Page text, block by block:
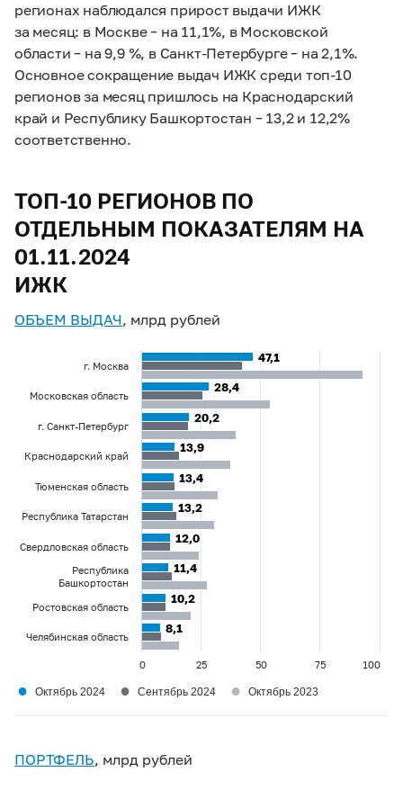
регионах наблюдался прирост выдачи ИЖК
за месяц: в Москве– на 11,1%, в Московской
области– на 9,9 %, в Санкт-Петербурге– на 2,1%.
Основное сокращение выдач ИЖК среди топ-10
регионов за месяц пришлось на Краснодарский
край и Республику Башкортостан –13,2 и 12,2%
соответственно.
ТОП-10 РЕГИОНОВ ПО
ОТДЕЛЬНЫМ ПОКАЗАТЕЛЯМ НА
01.11.2024
ИЖК
ОБЪЕМ ВЫДАЧ, млрд рублей
ПОРТФЕЛЬ, млрд рублей
47,1
47,1
28,4
28,4
20,2
20,2
13,9
13,9
13,4
13,4
13,2
13,2
12,0
12,0
11,4
11,4
10,2
10,2
8,1
8,1
г. Москва
Московская область
г. Санкт-Петербург
Краснодарский край
Тюменская область
Республика Татарстан
Свердловская область
Республика
Башкортостан
Ростовская область
Челябинская область
0 25 50 75 100
● Октябрь 2024 ● Сентябрь 2024 ● Октябрь 2023